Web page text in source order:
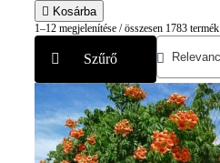
 Kosárba
Szűrő
1–12 megjelenítése / összesen 1783 termék